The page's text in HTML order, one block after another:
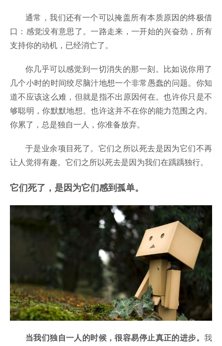
通常，我们还有一个可以掩盖所有本质原因的终极借
口：感觉没有意思了。一路走来，一开始的兴奋劲，所有
支持你的动机，已经消亡了。
你几乎可以感觉到一切消失的那一刻。比如说你用了
几个小时的时间绞尽脑汁地想一个非常愚蠢的问题。你知
道不应该这么难，但就是指不出原因何在。也许你只是不
够聪明，你默默地想。也许这并不在你的能力范围之内。
你累了，总是独自一人，你准备放弃。
于是业余项目死了。它们之所以死去是因为它们不再
让人觉得有趣。它们之所以死去是因为我们在踽踽独行。
它们死了，是因为它们感到孤单。
当我们独自一人的时候，很容易停止真正的进步。我